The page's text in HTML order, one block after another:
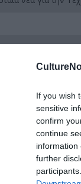
If you wish
sensitive
confirm
continue
information
further